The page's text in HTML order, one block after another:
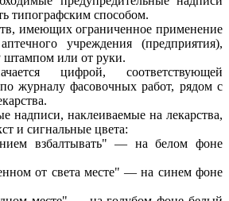
типографским способом.
имеющих ограниченное применение
учреждения (предприятия),
штампом или от руки.
цифрой, соответствующей
журналу фасовочных работ, рядом с
надписи, наклеиваемые на лекарства,
и сигнальные цвета:
взбалтывать" — на белом фоне
от света месте" — на синем фоне